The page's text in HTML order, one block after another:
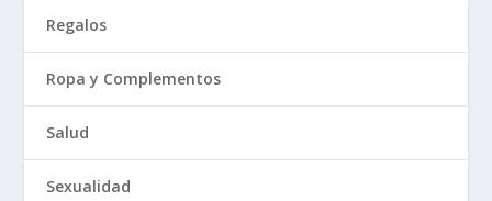
Regalos
Ropa y Complementos
Salud
Sexualidad